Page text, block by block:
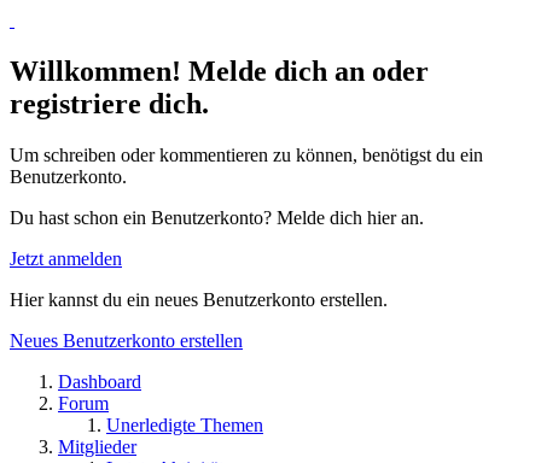
Willkommen! Melde dich an oder
registriere dich.
Um schreiben oder kommentieren zu können, benötigst du ein
Benutzerkonto.
Du hast schon ein Benutzerkonto? Melde dich hier an.
Jetzt anmelden
Hier kannst du ein neues Benutzerkonto erstellen.
Neues Benutzerkonto erstellen
Dashboard
Forum
Unerledigte Themen
Mitglieder